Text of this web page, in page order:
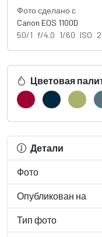
Фото сделано с
Canon EOS 1100D
50/1 f/4.0 1/60 ISO
Цветовая
Детали
Фото
Опубликован на
Тип фото